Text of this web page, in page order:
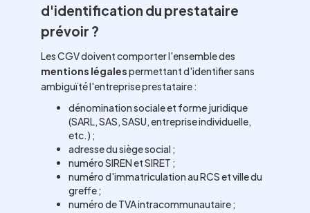
d'identification du prestataire
prévoir ?
Les CGV doivent comporter l'ensemble des
mentions légalespermettant d'identifier sans
ambiguïté l'entreprise prestataire :
dénomination sociale et forme juridique
(SARL, SAS, SASU, entreprise individuelle,
etc.) ;
adresse du siège social ;
numéro SIREN et SIRET ;
numéro d'immatriculation au RCS et ville du
greffe ;
numéro de TVA intracommunautaire ;